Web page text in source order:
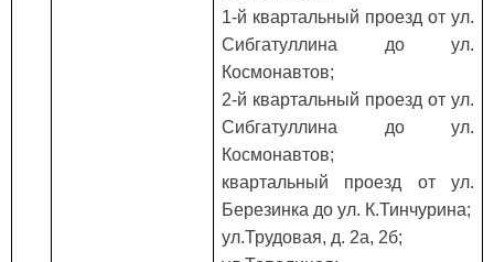
1-й квартальный проезд от ул.
Сибгатуллина до ул.
Космонавтов;
2-й квартальный проезд от ул.
Сибгатуллина до ул.
Космонавтов;
квартальный проезд от ул.
Березинка до ул. К.Тинчурина;
ул.Трудовая, д. 2а, 2б;